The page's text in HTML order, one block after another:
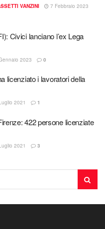
VANZINI
7 Febbraio 2023
Civici lanciano l’ex Lega
2023 0
licenziato i lavoratori della
2021 1
422 persone licenziate
2021 3